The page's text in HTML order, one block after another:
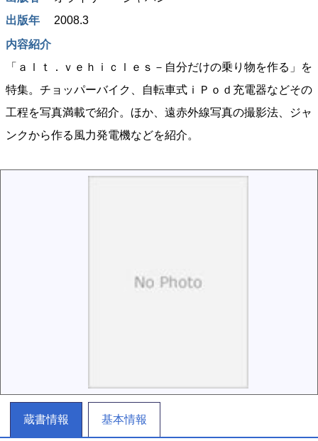
出版年
2008.3
内容紹介
「ａｌｔ．ｖｅｈｉｃｌｅｓ－自分だけの乗り物を作る」を
特集。チョッパーバイク、自転車式ｉＰｏｄ充電器などその
工程を写真満載で紹介。ほか、遠赤外線写真の撮影法、ジャ
ンクから作る風力発電機などを紹介。
蔵書情報 基本情報